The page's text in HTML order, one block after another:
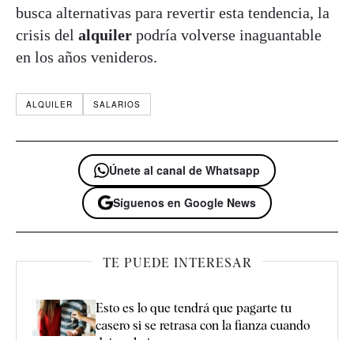
busca alternativas para revertir esta tendencia, la
crisis del alquiler podría volverse inaguantable
en los años venideros.
ALQUILER SALARIOS
Únete al canal de Whatsapp
Síguenos en Google News
TE PUEDE INTERESAR
Esto es lo que tendrá que pagarte tu
casero si se retrasa con la fianza cuando